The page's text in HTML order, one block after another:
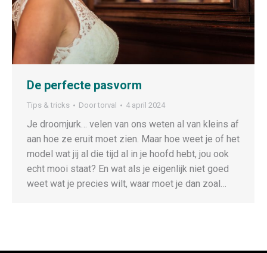
De perfecte pasvorm
Tips & tricks Doortorval 4 april 2024
Je droomjurk… velen van ons weten al van kleins af
aan hoe ze eruit moet zien. Maar hoe weet je of het
model wat jij al die tijd al in je hoofd hebt, jou ook
echt mooi staat? En wat als je eigenlijk niet goed
weet wat je precies wilt, waar moet je dan zoal…